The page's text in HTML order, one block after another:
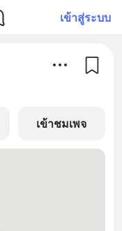
เข้าสู่ระบบ
เข้าชมเพจ